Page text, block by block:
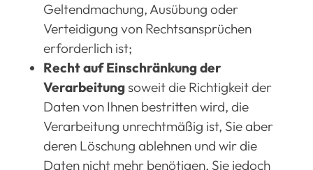
Geltendmachung, Ausübung oder
Verteidigung von Rechtsansprüchen
erforderlich ist;
Recht auf Einschränkung der
Verarbeitungsoweit die Richtigkeit der
Daten von Ihnen bestritten wird, die
Verarbeitung unrechtmäßig ist, Sie aber
deren Löschung ablehnen und wir die
Daten nicht mehr benötigen, Sie jedoch